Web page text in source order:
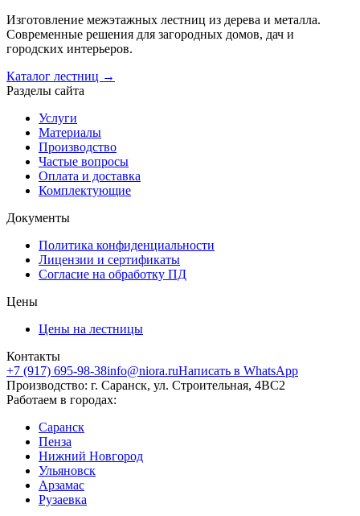
Изготовление межэтажных лестниц из дерева и металла.
Современные решения для загородных домов, дач и
городских интерьеров.
Каталог лестниц →
Разделы сайта
Услуги
Материалы
Производство
Частые вопросы
Оплата и доставка
Комплектующие
Документы
Политика конфиденциальности
Лицензии и сертификаты
Согласие на обработку ПД
Цены
Цены на лестницы
Контакты
+7 (917) 695-98-38info@niora.ruНаписать в WhatsApp
Производство: г. Саранск, ул. Строительная, 4ВС2
Работаем в городах:
Саранск
Пенза
Нижний Новгород
Ульяновск
Арзамас
Рузаевка